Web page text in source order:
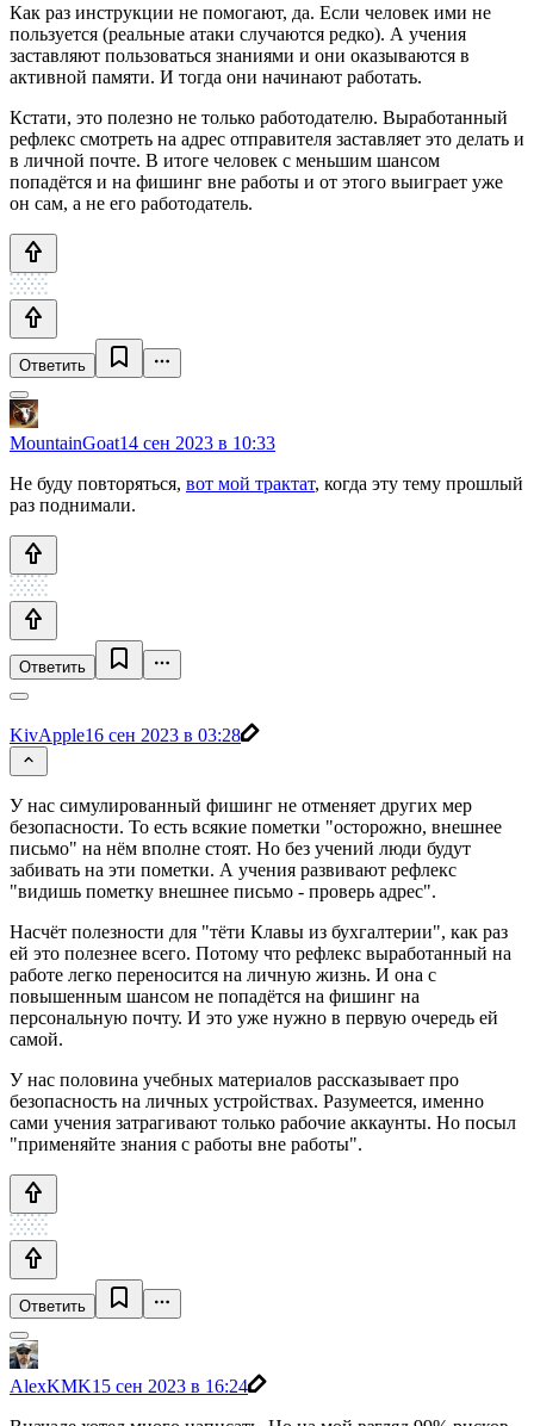
Как раз инструкции не помогают, да. Если человек ими не
пользуется (реальные атаки случаются редко). А учения
заставляют пользоваться знаниями и они оказываются в
активной памяти. И тогда они начинают работать.
Кстати, это полезно не только работодателю. Выработанный
рефлекс смотреть на адрес отправителя заставляет это делать и
в личной почте. В итоге человек с меньшим шансом
попадётся и на фишинг вне работы и от этого выиграет уже
он сам, а не его работодатель.
Ответить
MountainGoat14 сен 2023 в 10:33
Не буду повторяться, вот мой трактат, когда эту тему прошлый
раз поднимали.
Ответить
KivApple16 сен 2023 в 03:28
У нас симулированный фишинг не отменяет других мер
безопасности. То есть всякие пометки "осторожно, внешнее
письмо" на нём вполне стоят. Но без учений люди будут
забивать на эти пометки. А учения развивают рефлекс
"видишь пометку внешнее письмо - проверь адрес".
Насчёт полезности для "тёти Клавы из бухгалтерии", как раз
ей это полезнее всего. Потому что рефлекс выработанный на
работе легко переносится на личную жизнь. И она с
повышенным шансом не попадётся на фишинг на
персональную почту. И это уже нужно в первую очередь ей
самой.
У нас половина учебных материалов рассказывает про
безопасность на личных устройствах. Разумеется, именно
сами учения затрагивают только рабочие аккаунты. Но посыл
"применяйте знания с работы вне работы".
Ответить
AlexKMK15 сен 2023 в 16:24